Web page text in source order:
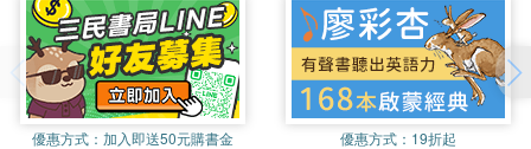
questions have been reformatted to comply with USMLE
Step 1 style, with clinical vignettes.
優惠方式： 加入即送50元購書金 優惠方式： 19折起